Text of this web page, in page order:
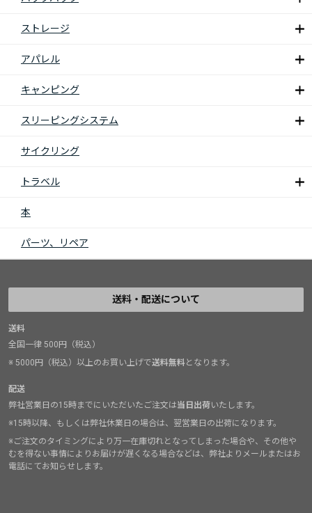
ストレージ
アパレル
キャンピング
スリーピングシステム
サイクリング
トラベル
本
パーツ、リペア
送料・配送について
送料
全国一律 500円（税込）
※ 5000円（税込）以上のお買い上げで送料無料となります。
配送
弊社営業日の15時までにいただいたご注文は当日出荷いたします。
※15時以降、もしくは弊社休業日の場合は、翌営業日の出荷になります。
※ご注文のタイミングにより万一在庫切れとなってしまった場合や、その他や
むを得ない事情によりお届けが遅くなる場合などは、弊社よりメールまたはお
電話にてお知らせします。